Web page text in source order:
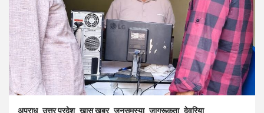
अपराध उत्तर प्रदेश खास खबर जनसमस्या जागरूकता देवरिया